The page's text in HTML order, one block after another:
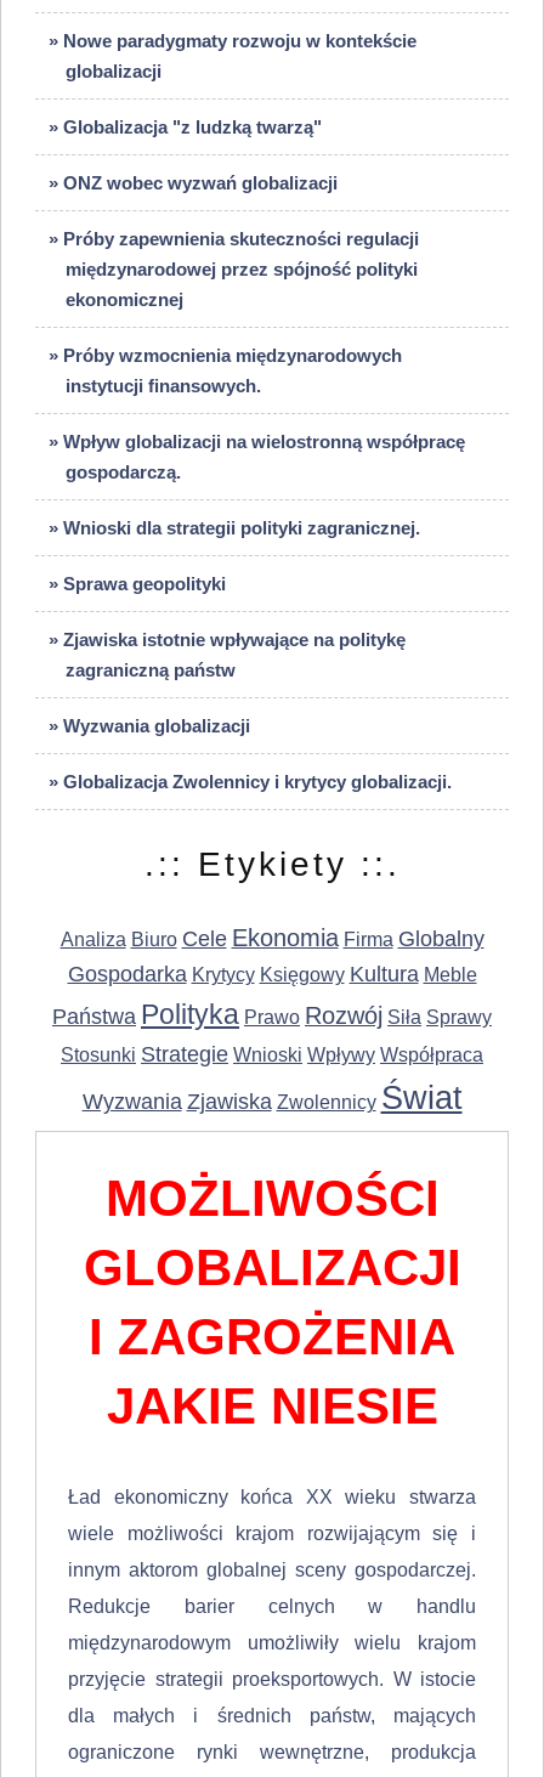
» Nowe paradygmaty rozwoju w kontekście
globalizacji
» Globalizacja "z ludzką twarzą"
» ONZ wobec wyzwań globalizacji
» Próby zapewnienia skuteczności regulacji
międzynarodowej przez spójność polityki
ekonomicznej
» Próby wzmocnienia międzynarodowych
instytucji finansowych.
» Wpływ globalizacji na wielostronną współpracę
gospodarczą.
» Wnioski dla strategii polityki zagranicznej.
» Sprawa geopolityki
» Zjawiska istotnie wpływające na politykę
zagraniczną państw
» Wyzwania globalizacji
» Globalizacja Zwolennicy i krytycy globalizacji.
.:: Etykiety ::.
Analiza Biuro Cele Ekonomia Firma Globalny
Gospodarka Krytycy Księgowy Kultura Meble
Państwa Polityka Prawo Rozwój Siła Sprawy
Stosunki Strategie Wnioski Wpływy Współpraca
Wyzwania Zjawiska Zwolennicy Świat
MOŻLIWOŚCI
GLOBALIZACJI
I ZAGROŻENIA
JAKIE NIESIE
Ład ekonomiczny końca XX wieku stwarza
wiele możliwości krajom roz­wijającym się i
innym aktorom globalnej sceny gospodarczej.
Redukcje barier celnych w handlu
międzynarodowym umożliwiły wielu krajom
przyjęcie stra­tegii proeksportowych. W istocie
dla małych i średnich państw, mających
ograniczone rynki wewnętrzne, produkcja